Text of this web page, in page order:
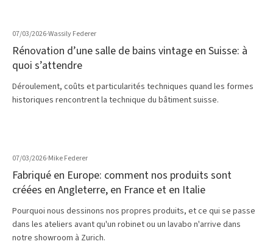
07/03/2026·Wassily Federer
Rénovation d’une salle de bains vintage en Suisse: à
quoi s’attendre
Déroulement, coûts et particularités techniques quand les formes
historiques rencontrent la technique du bâtiment suisse.
07/03/2026·Mike Federer
Fabriqué en Europe: comment nos produits sont
créées en Angleterre, en France et en Italie
Pourquoi nous dessinons nos propres produits, et ce qui se passe
dans les ateliers avant qu'un robinet ou un lavabo n'arrive dans
notre showroom à Zurich.